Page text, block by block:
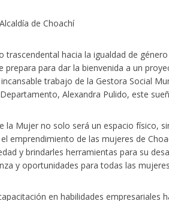
de Choachí
trascendental hacia la igualdad de
prepara para dar la bienvenida a un
trabajo de la Gestora Social
Alexandra Pulido, este
la Mujer no solo será un espacio físico,
emprendimiento de las mujeres de
y brindarles herramientas para su
y oportunidades para todas las
en habilidades empresariales